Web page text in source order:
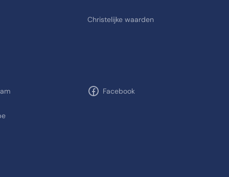
Christelijke waarden
Facebook